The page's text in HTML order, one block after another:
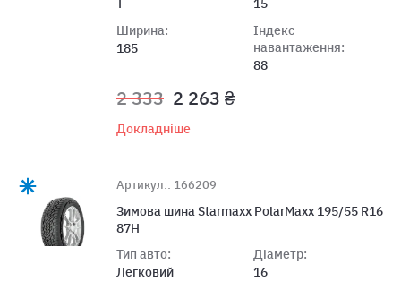
T
Ширина:
185
15
Індекс
навантаження:
88
2 333 2 263 ₴
Докладніше
Артикул:: 166209
Зимова шина Starmaxx PolarMaxx 195/55 R16
87H
Тип авто:
Легковий
Діаметр:
16